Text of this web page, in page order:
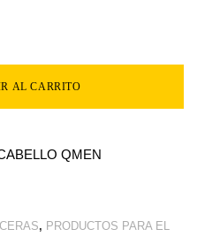
AL CARRITO
QMEN
, PRODUCTOS PARA EL